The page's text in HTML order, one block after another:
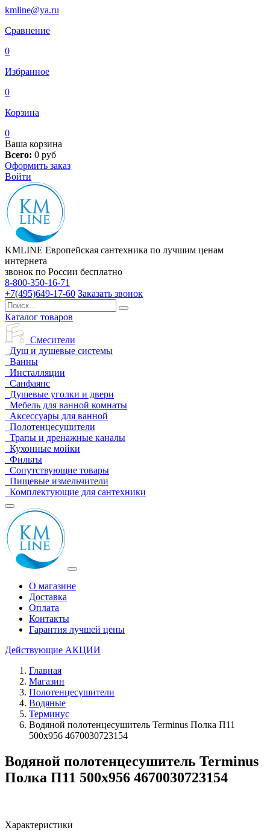
kmline@ya.ru
Сравнение
0
Избранное
0
Корзина
0
Ваша корзина
Всего: 0 руб
Оформить заказ
Войти
KMLINE Европейская сантехника по лучшим ценам
интернета
звонок по России бесплатно
8-800-350-16-71
+7(495)649-17-60 Заказать звонок
Каталог товаров
Смесители
Душ и душевые системы
Ванны
Инсталляции
Санфаянс
Душевые уголки и двери
Мебель для ванной комнаты
Аксессуары для ванной
Полотенцесушители
Трапы и дренажные каналы
Кухонные мойки
Фильты
Сопутствующие товары
Пищевые измельчители
Комплектующие для сантехники
О магазине
Доставка
Оплата
Контакты
Гарантия лучшей цены
Действующие АКЦИИ
Главная
Магазин
Полотенцесушители
Водяные
Терминус
Водяной полотенцесушитель Terminus Полка П11
500х956 4670030723154
Водяной полотенцесушитель Terminus
Полка П11 500х956 4670030723154
Характеристики